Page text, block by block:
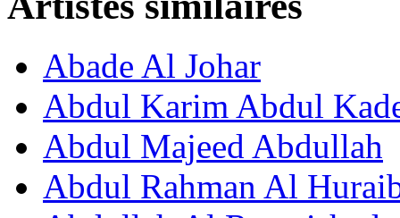
Abade Al Johar
Abdul Karim Abdul
Abdul Majeed Abdullah
Abdul Rahman Al